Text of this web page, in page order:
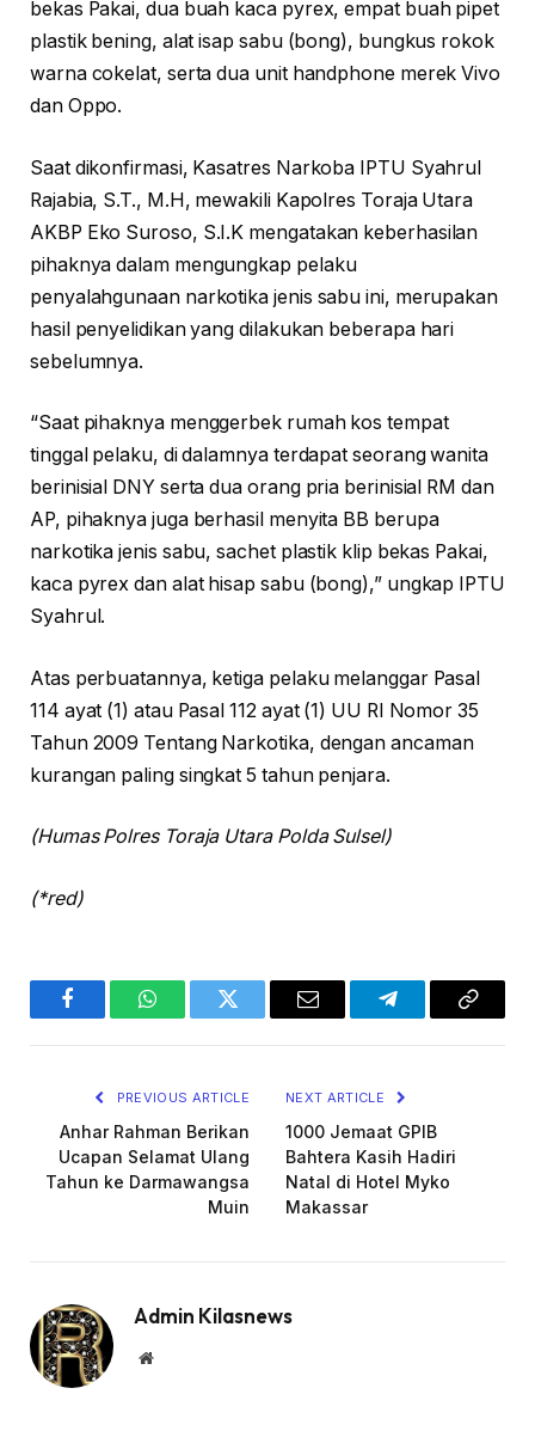
bekas Pakai, dua buah kaca pyrex, empat buah pipet
plastik bening, alat isap sabu (bong), bungkus rokok
warna cokelat, serta dua unit handphone merek Vivo
dan Oppo.
Saat dikonfirmasi, Kasatres Narkoba IPTU Syahrul
Rajabia, S.T., M.H, mewakili Kapolres Toraja Utara
AKBP Eko Suroso, S.I.K mengatakan keberhasilan
pihaknya dalam mengungkap pelaku
penyalahgunaan narkotika jenis sabu ini, merupakan
hasil penyelidikan yang dilakukan beberapa hari
sebelumnya.
“Saat pihaknya menggerbek rumah kos tempat
tinggal pelaku, di dalamnya terdapat seorang wanita
berinisial DNY serta dua orang pria berinisial RM dan
AP, pihaknya juga berhasil menyita BB berupa
narkotika jenis sabu, sachet plastik klip bekas Pakai,
kaca pyrex dan alat hisap sabu (bong),” ungkap IPTU
Syahrul.
Atas perbuatannya, ketiga pelaku melanggar Pasal
114 ayat (1) atau Pasal 112 ayat (1) UU RI Nomor 35
Tahun 2009 Tentang Narkotika, dengan ancaman
kurangan paling singkat 5 tahun penjara.
(Humas Polres Toraja Utara Polda Sulsel)
(*red)
FacebookWhatsAppTwitter Email TelegramCopy
PREVIOUS ARTICLE
Anhar Rahman Berikan
Ucapan Selamat Ulang
Tahun ke Darmawangsa
Muin
NEXT ARTICLE
1000 Jemaat GPIB
Bahtera Kasih Hadiri
Natal di Hotel Myko
Makassar
Admin Kilasnews
Website